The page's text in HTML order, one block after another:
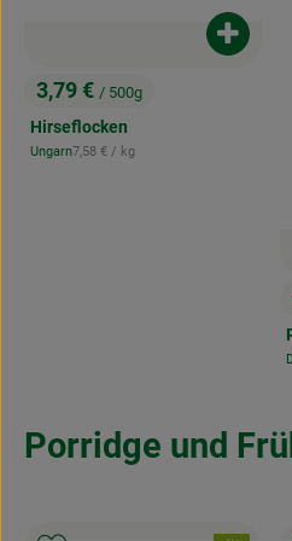
, Preis:
3,79 € / 500g
Hirseflocken
, Herkunft:
Ungarn, Referenzpreis:
7,58 € / kg
Porridge und